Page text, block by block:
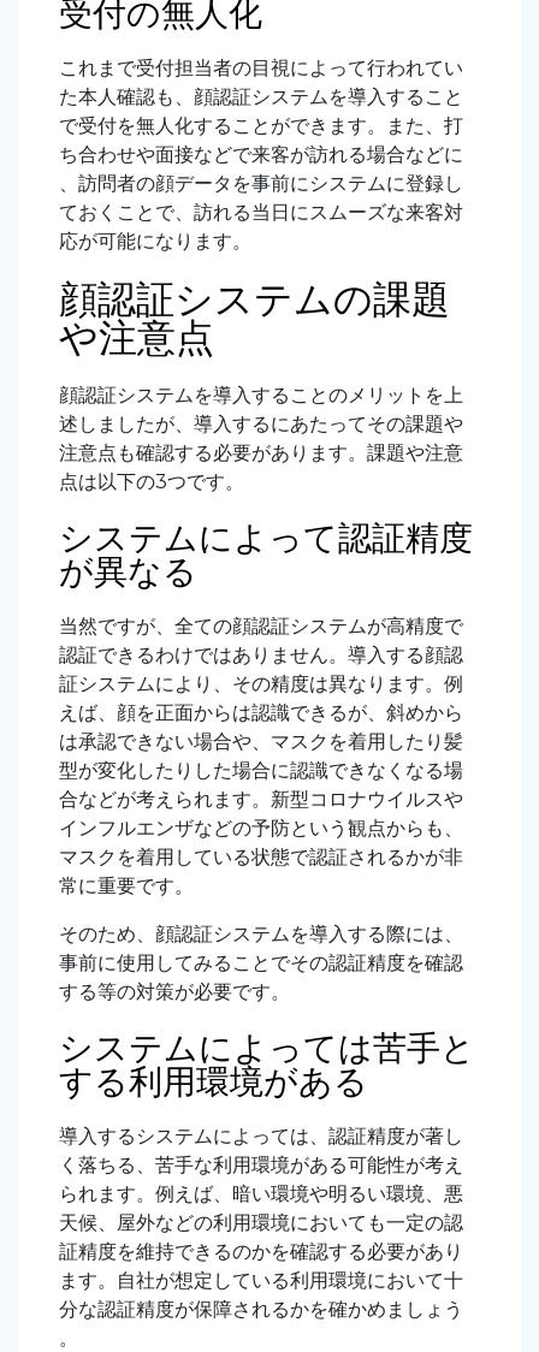
受付の無人化
これまで受付担当者の目視によって行われてい
た本人確認も、顔認証システムを導入すること
で受付を無人化することができます。また、打
ち合わせや面接などで来客が訪れる場合などに
、訪問者の顔データを事前にシステムに登録し
ておくことで、訪れる当日にスムーズな来客対
応が可能になります。
顔認証システムの課題
や注意点
顔認証システムを導入することのメリットを上
述しましたが、導入するにあたってその課題や
注意点も確認する必要があります。課題や注意
点は以下の3つです。
システムによって認証精度
が異なる
当然ですが、全ての顔認証システムが高精度で
認証できるわけではありません。導入する顔認
証システムにより、その精度は異なります。例
えば、顔を正面からは認識できるが、斜めから
は承認できない場合や、マスクを着用したり髪
型が変化したりした場合に認識できなくなる場
合などが考えられます。新型コロナウイルスや
インフルエンザなどの予防という観点からも、
マスクを着用している状態で認証されるかが非
常に重要です。
そのため、顔認証システムを導入する際には、
事前に使用してみることでその認証精度を確認
する等の対策が必要です。
システムによっては苦手と
する利用環境がある
導入するシステムによっては、認証精度が著し
く落ちる、苦手な利用環境がある可能性が考え
られます。例えば、暗い環境や明るい環境、悪
天候、屋外などの利用環境においても一定の認
証精度を維持できるのかを確認する必要があり
ます。自社が想定している利用環境において十
分な認証精度が保障されるかを確かめましょう
。